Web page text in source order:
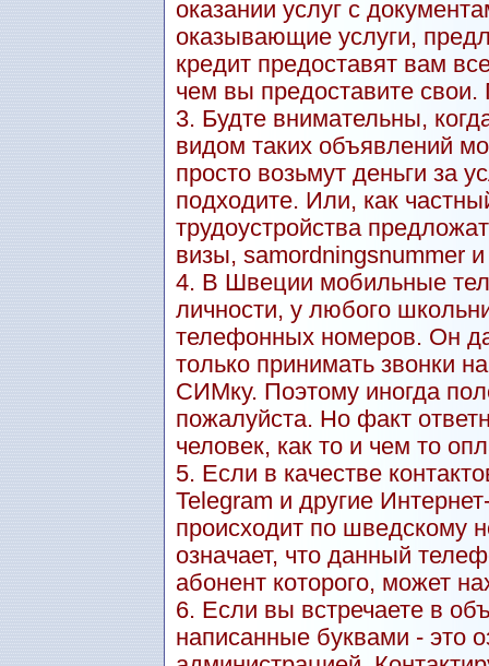
оказании услуг с
оказывающие услуги,
кредит предоставят вам
чем вы предоставите
3. Будте внимательны,
видом таких объявлений
просто возьмут деньги за
подходите. Или, как
трудоустройства
визы, samordningsnummer и
4. В Швеции мобильные
личности, у любого
телефонных номеров. Он
только принимать звонки
СИМку. Поэтому иногда
пожалуйста. Но факт
человек, как то и чем то
5. Если в качестве
Telegram и другие
происходит по шведскому
означает, что данный
абонент которого, может
6. Если вы встречаете в
написанные буквами - это